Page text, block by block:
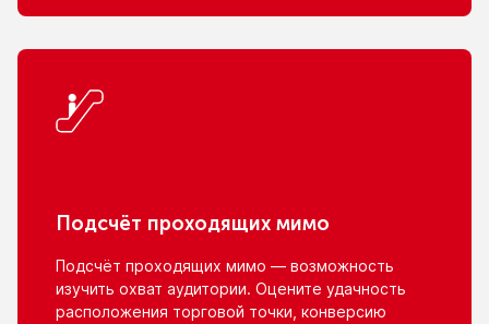
Подсчёт проходящих мимо
Подсчёт проходящих мимо — возможность
изучить охват аудитории. Оцените удачность
расположения торговой точки, конверсию